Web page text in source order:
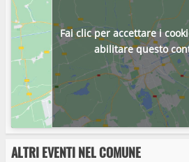
Fai clic per accettare i
abilitare questo
ALTRI EVENTI NEL COMUNE
Ferento Teatro
antiche terme,
Dal 13 agosto al 27
appuntamenti di